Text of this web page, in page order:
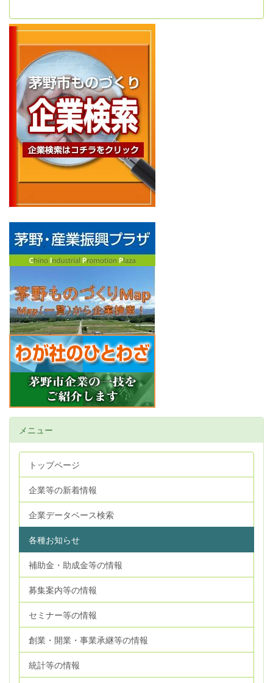
メニュー
トップページ
企業等の新着情報
企業データベース検索
各種お知らせ
補助金・助成金等の情報
募集案内等の情報
セミナー等の情報
創業・開業・事業承継等の情報
統計等の情報